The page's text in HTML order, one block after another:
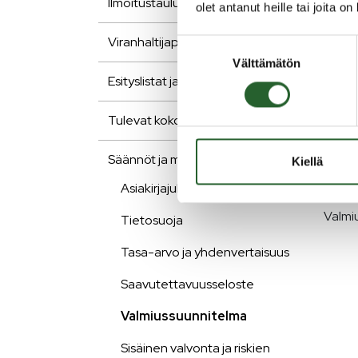
olet antanut heille tai joita
Suostumuksen
valinta
Välttämätön
Kiellä
Viranhaltijapäätökset
Esityslistat ja pöytäkirjat
Tulevat kokoukset
Säännöt ja muut asiakirjat
Asiakirjajulkisuus
Tietosuoja
Tasa-arvo ja yhdenvertaisuus
Saavutettavuusseloste
Valmiussuunnitelma
Sisäinen valvonta ja riskien
eri